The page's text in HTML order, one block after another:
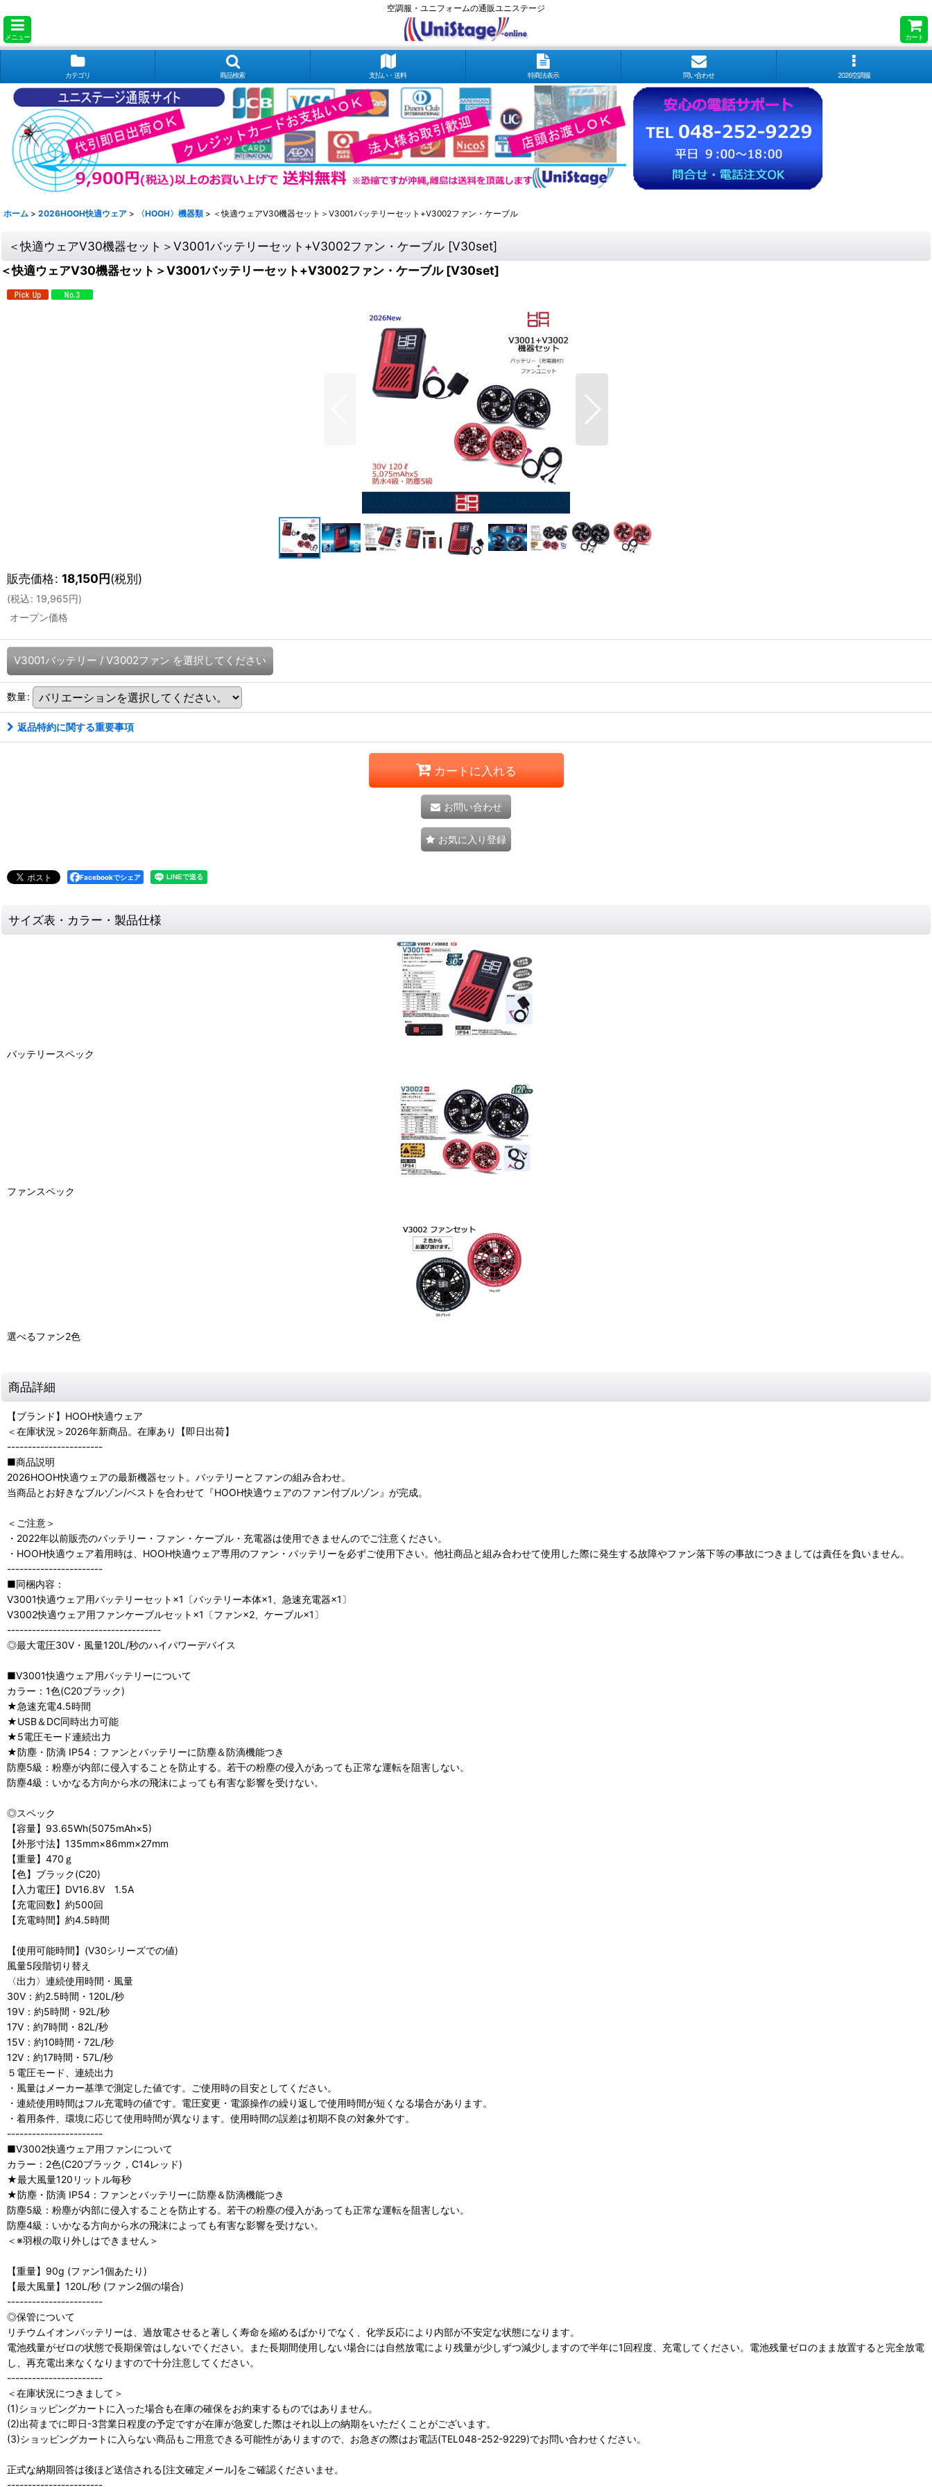
空調服・ユニフォームの通販ユニステージ
メニュー カート
カテゴリ 商品検索 支払い・送料 特商法表示 問い合わせ 2026空調服
ホーム > 2026HOOH快適ウェア > 〈HOOH〉機器類 > ＜快適ウェアV30機器セット＞V3001バッテリーセット+V3002ファン・ケーブル
＜快適ウェアV30機器セット＞V3001バッテリーセット+V3002ファン・ケーブル [V30set]
＜快適ウェアV30機器セット＞V3001バッテリーセット+V3002ファン・ケーブル [V30set]
販売価格: 18,150円(税別)
(税込: 19,965円)
オープン価格
V3001バッテリー / V3002ファン を選択してください
数量:
返品特約に関する重要事項
カートに入れる
お問い合わせ
お気に入り登録
Facebookでシェア
サイズ表・カラー・製品仕様
バッテリースペック
ファンスペック
選べるファン2色
商品詳細
【ブランド】HOOH快適ウェア
＜在庫状況＞2026年新商品。在庫あり【即日出荷】
-----------------------
■商品説明
2026HOOH快適ウェアの最新機器セット。バッテリーとファンの組み合わせ。
当商品とお好きなブルゾン/ベストを合わせて『HOOH快適ウェアのファン付ブルゾン』が完成。
＜ご注意＞
・2022年以前販売のバッテリー・ファン・ケーブル・充電器は使用できませんのでご注意ください。
・HOOH快適ウェア着用時は、HOOH快適ウェア専用のファン・バッテリーを必ずご使用下さい。他社商品と組み合わせて使用した際に発生する故障やファン落下等の事故につきましては責任を負いません。
-----------------------
■同梱内容：
V3001快適ウェア用バッテリーセット×1〔バッテリー本体×1、急速充電器×1〕
V3002快適ウェア用ファンケーブルセット×1〔ファン×2、ケーブル×1〕
-------------------------------------
◎最大電圧30V・風量120L/秒のハイパワーデバイス
■V3001快適ウェア用バッテリーについて
カラー：1色(C20ブラック)
★急速充電4.5時間
★USB＆DC同時出力可能
★5電圧モード連続出力
★防塵・防滴 IP54：ファンとバッテリーに防塵＆防滴機能つき
防塵5級：粉塵が内部に侵入することを防止する。若干の粉塵の侵入があっても正常な運転を阻害しない。
防塵4級：いかなる方向から水の飛沫によっても有害な影響を受けない。
◎スペック
【容量】93.65Wh(5075mAh×5)
【外形寸法】135mm×86mm×27mm
【重量】470ｇ
【色】ブラック(C20)
【入力電圧】DV16.8V 1.5A
【充電回数】約500回
【充電時間】約4.5時間
【使用可能時間】(V30シリーズでの値)
風量5段階切り替え
〈出力〉連続使用時間・風量
30V：約2.5時間・120L/秒
19V：約5時間・92L/秒
17V：約7時間・82L/秒
15V：約10時間・72L/秒
12V：約17時間・57L/秒
５電圧モード、連続出力
・風量はメーカー基準で測定した値です。ご使用時の目安としてください。
・連続使用時間はフル充電時の値です。電圧変更・電源操作の繰り返しで使用時間が短くなる場合があります。
・着用条件、環境に応じて使用時間が異なります。使用時間の誤差は初期不良の対象外です。
-----------------------
■V3002快適ウェア用ファンについて
カラー：2色(C20ブラック，C14レッド)
★最大風量120リットル毎秒
★防塵・防滴 IP54：ファンとバッテリーに防塵＆防滴機能つき
防塵5級：粉塵が内部に侵入することを防止する。若干の粉塵の侵入があっても正常な運転を阻害しない。
防塵4級：いかなる方向から水の飛沫によっても有害な影響を受けない。
＜※羽根の取り外しはできません＞
【重量】90g (ファン1個あたり)
【最大風量】120L/秒 (ファン2個の場合)
-----------------------
◎保管について
リチウムイオンバッテリーは、過放電させると著しく寿命を縮めるばかりでなく、化学反応により内部が不安定な状態になります。
電池残量がゼロの状態で長期保管はしないでください。また長期間使用しない場合には自然放電により残量が少しずつ減少しますので半年に1回程度、充電してください。電池残量ゼロのまま放置すると完全放電
し、再充電出来なくなりますので十分注意してください。
-----------------------
＜在庫状況につきまして＞
(1)ショッピングカートに入った場合も在庫の確保をお約束するものではありません。
(2)出荷までに即日-3営業日程度の予定ですが在庫が急変した際はそれ以上の納期をいただくことがございます。
(3)ショッピングカートに入らない商品もご用意できる可能性がありますので、お急ぎの際はお電話(TEL048-252-9229)でお問い合わせください。
正式な納期回答は後ほど送信される[注文確定メール]をご確認くださいませ。